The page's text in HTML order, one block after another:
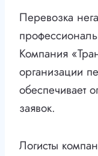
Перевозка
Компания
организации
обеспечивает
заявок.
Логисты